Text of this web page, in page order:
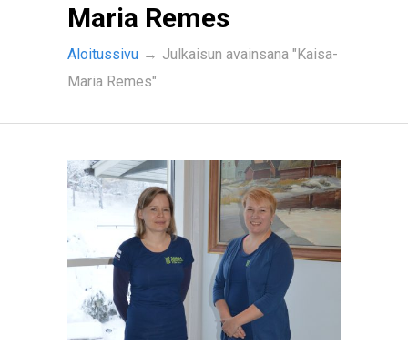
Maria Remes
Aloitussivu → Julkaisun avainsana "Kaisa-
Maria Remes"